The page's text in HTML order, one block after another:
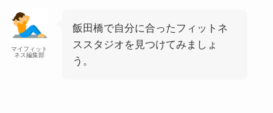
マイフィット
ネス編集部
飯田橋で自分に合ったフィットネ
ススタジオを見つけてみましょ
う。